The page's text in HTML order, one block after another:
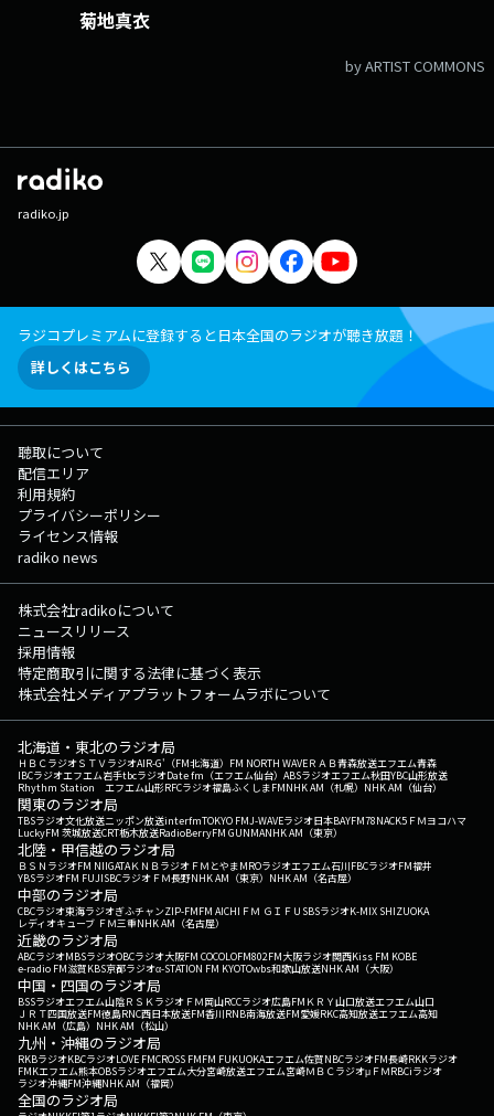
菊地真衣
by ARTIST COMMONS
radiko.jp
ラジコプレミアムに登録すると日本全国のラジオが聴き放題！
詳しくはこちら
聴取について
配信エリア
利用規約
プライバシーポリシー
ライセンス情報
radiko news
株式会社radikoについて
ニュースリリース
採用情報
特定商取引に関する法律に基づく表示
株式会社メディアプラットフォームラボについて
北海道・東北のラジオ局
ＨＢＣラジオＳＴＶラジオAIR-G'（FM北海道） FM NORTH WAVEＲＡＢ青森放送エフエム青森
IBCラジオエフエム岩手tbcラジオDate fm（エフエム仙台） ABSラジオエフエム秋田YBC山形放送
Rhythm Station エフエム山形RFCラジオ福島ふくしまFMNHK AM（札幌） NHK AM（仙台）
関東のラジオ局
TBSラジオ文化放送ニッポン放送interfmTOKYO FMJ-WAVEラジオ日本BAYFM78NACK5 ＦＭヨコハマ
LuckyFM 茨城放送CRT栃木放送RadioBerryFM GUNMANHK AM（東京）
北陸・甲信越のラジオ局
ＢＳＮラジオFM NIIGATAＫＮＢラジオ ＦＭとやまMROラジオエフエム石川FBCラジオFM福井
YBSラジオFM FUJISBCラジオ ＦＭ長野NHK AM（東京） NHK AM（名古屋）
中部のラジオ局
CBCラジオ東海ラジオぎふチャンZIP-FMFM AICHI ＦＭ ＧＩＦＵ SBSラジオK-MIX SHIZUOKA
レディオキューブ ＦＭ三重NHK AM（名古屋）
近畿のラジオ局
ABCラジオMBSラジオOBCラジオ大阪FM COCOLOFM802FM大阪ラジオ関西Kiss FM KOBE
e-radio FM滋賀KBS京都ラジオα-STATION FM KYOTOwbs和歌山放送NHK AM（大阪）
中国・四国のラジオ局
BSSラジオエフエム山陰ＲＳＫラジオ ＦＭ岡山RCCラジオ広島FM ＫＲＹ山口放送エフエム山口
ＪＲＴ四国放送FM徳島RNC西日本放送FM香川RNB南海放送FM愛媛RKC高知放送エフエム高知
NHK AM（広島） NHK AM（松山）
九州・沖縄のラジオ局
RKBラジオKBCラジオLOVE FMCROSS FMFM FUKUOKAエフエム佐賀NBCラジオFM長崎RKKラジオ
FMKエフエム熊本OBSラジオエフエム大分宮崎放送エフエム宮崎ＭＢＣラジオμＦＭRBCiラジオ
ラジオ沖縄FM沖縄NHK AM（福岡）
全国のラジオ局